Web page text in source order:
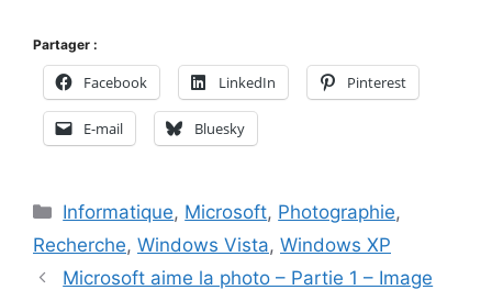
Partager :
Facebook LinkedIn Pinterest
E-mail Bluesky
Catégories
Informatique, Microsoft, Photographie,
Recherche, Windows Vista, Windows XP
Microsoft aime la photo – Partie 1 – Image